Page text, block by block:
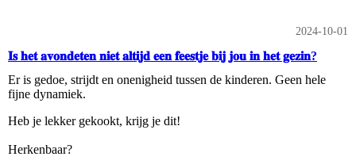
2024-10-01
𝐈𝐬 𝐡𝐞𝐭 𝐚𝐯𝐨𝐧𝐝𝐞𝐭𝐞𝐧 𝐧𝐢𝐞𝐭 𝐚𝐥𝐭𝐢𝐣𝐝 𝐞𝐞𝐧 𝐟𝐞𝐞𝐬𝐭𝐣𝐞 𝐛𝐢𝐣 𝐣𝐨𝐮 𝐢𝐧 𝐡𝐞𝐭 𝐠𝐞𝐳𝐢𝐧?
Er is gedoe, strijdt en onenigheid tussen de kinderen. Geen hele
fijne dynamiek.
Heb je lekker gekookt, krijg je dit!
Herkenbaar?